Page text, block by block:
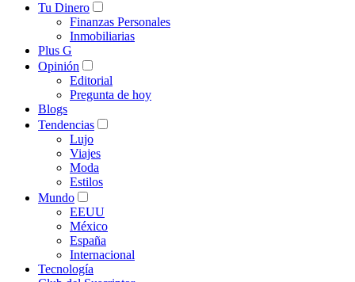
Tu Dinero
Finanzas Personales
Inmobiliarias
Plus G
Opinión
Editorial
Pregunta de hoy
Blogs
Tendencias
Lujo
Viajes
Moda
Estilos
Mundo
EEUU
México
España
Internacional
Tecnología